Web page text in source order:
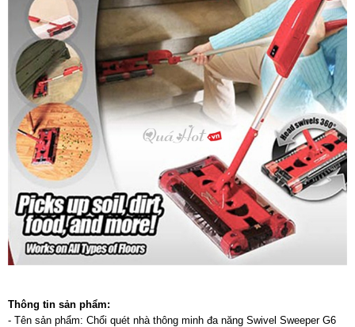
Thông tin sản phẩm:
- Tên sản phẩm: Chổi quét nhà thông minh đa năng Swivel Sweeper G6